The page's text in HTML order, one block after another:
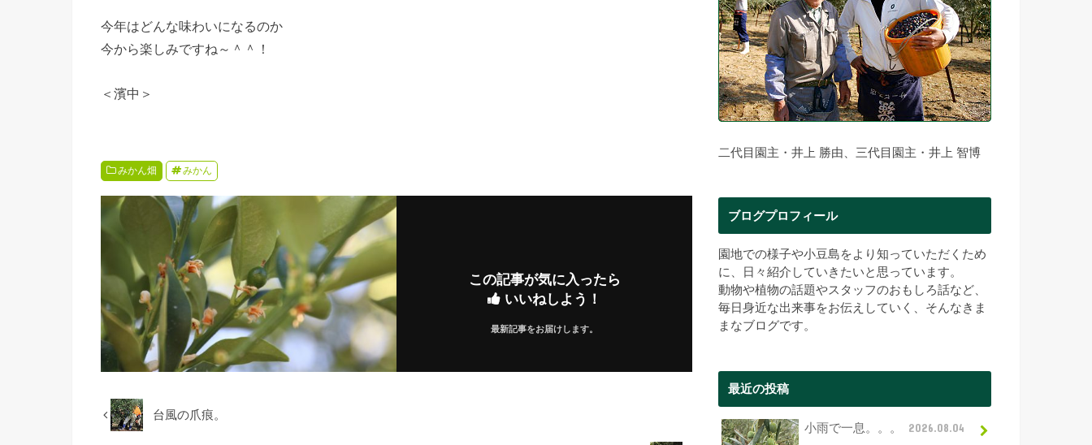
今年はどんな味わいになるのか
今から楽しみですね～＾＾！
＜濱中＞
みかん畑 みかん
この記事が気に入ったら
いいねしよう！
最新記事をお届けします。
台風の爪痕。
二代目園主・井上 勝由、三代目園主・井上 智博
ブログプロフィール
園地での様子や小豆島をより知っていただくため
に、日々紹介していきたいと思っています。
動物や植物の話題やスタッフのおもしろ話など、
毎日身近な出来事をお伝えしていく、そんなきま
まなブログです。
最近の投稿
小雨で一息。。。 2026.08.04